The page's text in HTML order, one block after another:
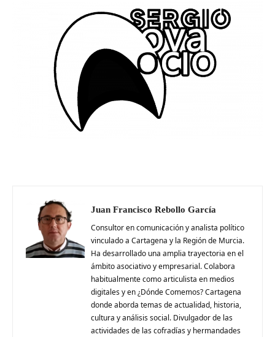
Juan Francisco Rebollo García
Consultor en comunicación y analista político
vinculado a Cartagena y la Región de Murcia.
Ha desarrollado una amplia trayectoria en el
ámbito asociativo y empresarial. Colabora
habitualmente como articulista en medios
digitales y en ¿Dónde Comemos? Cartagena
donde aborda temas de actualidad, historia,
cultura y análisis social. Divulgador de las
actividades de las cofradías y hermandades